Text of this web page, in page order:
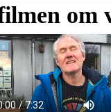
om